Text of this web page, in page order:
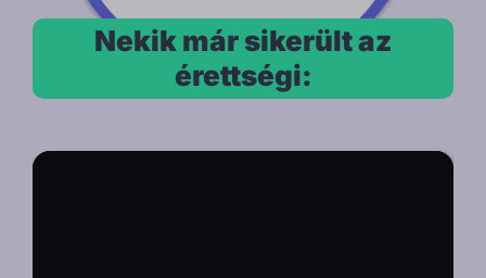
Nekik már sikerült az
érettségi: